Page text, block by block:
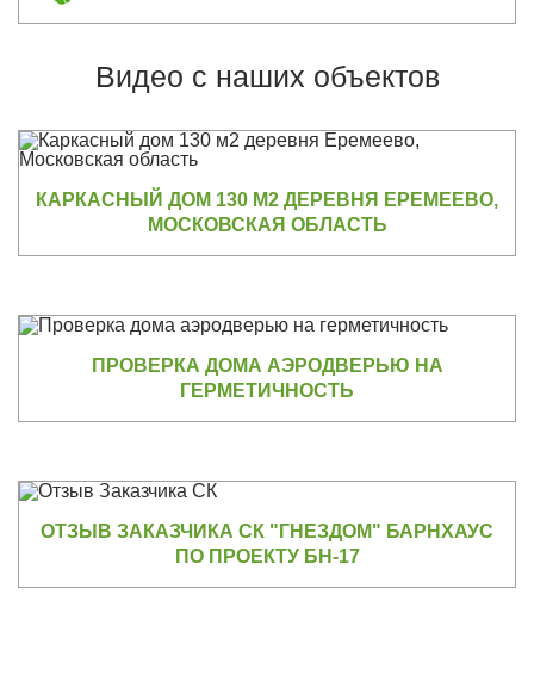
Видео с наших объектов
КАРКАСНЫЙ ДОМ 130 М2 ДЕРЕВНЯ ЕРЕМЕЕВО,
МОСКОВСКАЯ ОБЛАСТЬ
ПРОВЕРКА ДОМА АЭРОДВЕРЬЮ НА
ГЕРМЕТИЧНОСТЬ
ОТЗЫВ ЗАКАЗЧИКА СК "ГНЕЗДОМ" БАРНХАУС
ПО ПРОЕКТУ БН-17